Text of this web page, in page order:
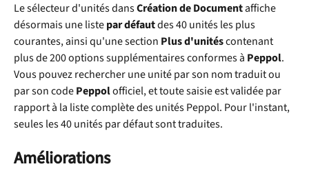
Le sélecteur d'unités dans Création de Document affiche
désormais une liste par défaut des 40 unités les plus
courantes, ainsi qu'une section Plus d'unités contenant
plus de 200 options supplémentaires conformes à Peppol.
Vous pouvez rechercher une unité par son nom traduit ou
par son code Peppol officiel, et toute saisie est validée par
rapport à la liste complète des unités Peppol. Pour l'instant,
seules les 40 unités par défaut sont traduites.
Améliorations